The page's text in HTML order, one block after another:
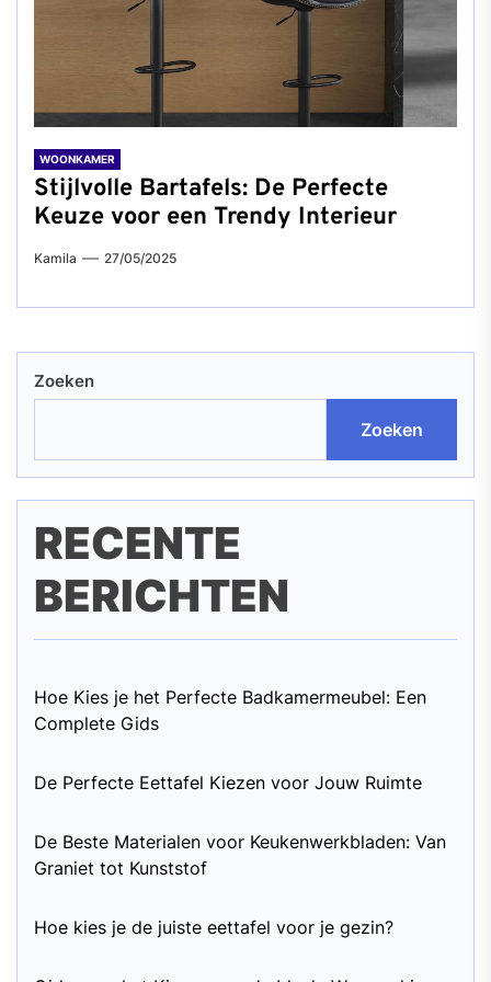
WOONKAMER
Stijlvolle Bartafels: De Perfecte
Keuze voor een Trendy Interieur
Kamila 27/05/2025
Zoeken
Zoeken
RECENTE
BERICHTEN
Hoe Kies je het Perfecte Badkamermeubel: Een
Complete Gids
De Perfecte Eettafel Kiezen voor Jouw Ruimte
De Beste Materialen voor Keukenwerkbladen: Van
Graniet tot Kunststof
Hoe kies je de juiste eettafel voor je gezin?